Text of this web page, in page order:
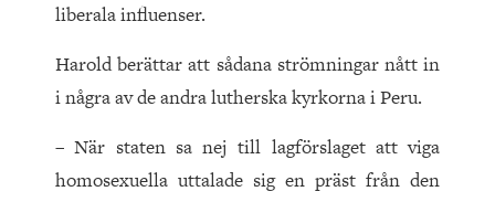
liberala influenser.
Harold berättar att sådana strömningar nått in
i några av de andra lutherska kyrkorna i Peru.
– När staten sa nej till lagförslaget att viga
homosexuella uttalade sig en präst från den